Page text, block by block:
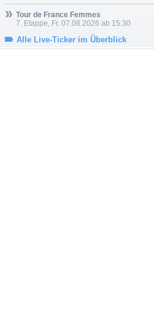
Tour de France Femmes
7. Etappe, Fr. 07.08.2026 ab 15:30
Alle Live-Ticker im Überblick